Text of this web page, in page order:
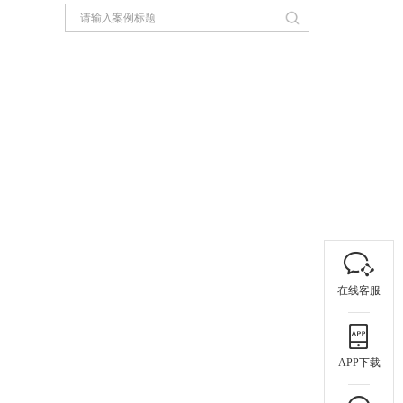
在线客服
APP下载